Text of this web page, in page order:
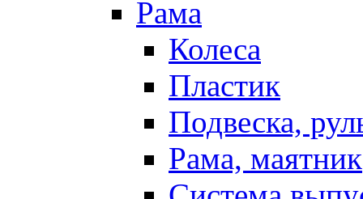
Рама
Колеса
Пластик
Подвеска,
Рама, маятник